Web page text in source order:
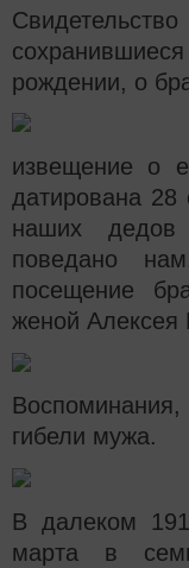
рождении, о
извещение о
датирована 28
наших
поведано
посещение
женой
гибели мужа.
В далеком
марта в